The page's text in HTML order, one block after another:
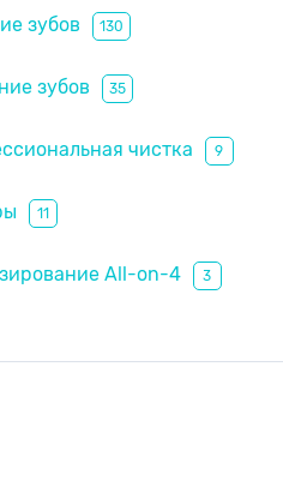
зубов 130
зубов 35
чистка 9
11
All-on-4 3